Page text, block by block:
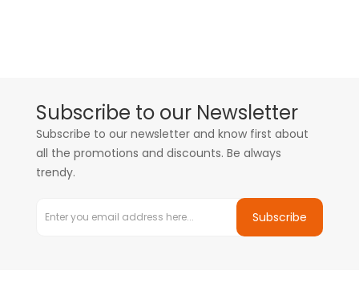
Subscribe to our Newsletter
Subscribe to our newsletter and know first about
all the promotions and discounts. Be always
trendy.
Subscribe